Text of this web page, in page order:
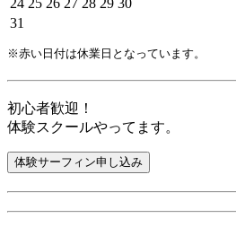
31
※赤い日付は休業日となっています。
初心者歓迎！
体験スクールやってます。